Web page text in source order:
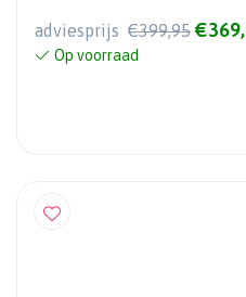
adviesprijs €399,95
Op voorraad